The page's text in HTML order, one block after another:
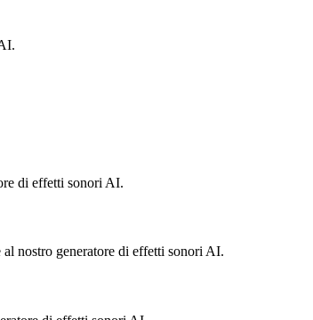
di effetti sonori AI.
nostro generatore di effetti sonori AI.